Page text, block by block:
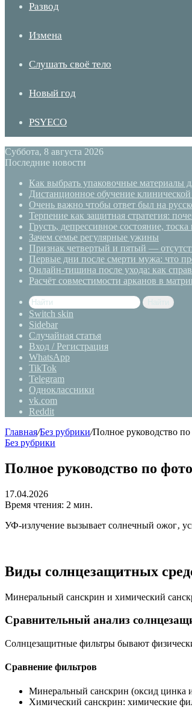
Развод
Измена
Слушать своё тело
Новый год
PSYECO
Суббота, 8 августа 2026
Последние новости
Как выбрать упаковочные материалы
Дистанционное обучение
Очень важно чтобы ответ был на
Терпение как защитная стратегия:
Грусть, депрессивное состояние,
Зачем семье регулярные ужины
Признак четвертый и пятый —
Первые дни после смерти мужа: что
Онлайн-тишина после ухода: как
Расчёт совместимости арканов в
Switch skin
Sidebar
Случайная статья
Вход / Регистрация
WhatsApp
TikTok
Telegram
Одноклассники
vk.com
Reddit
Главная/Без рубрики/Полное руководство
Без рубрики
Полное руководство по
17.04.2026
Время чтения: 2 мин.
УФ-излучение вызывает солнечный ожог‚
Виды солнцезащитных
Минеральный санскрин и химический
Сравнительный анализ
Солнцезащитные фильтры бывают
Сравнение фильтров
Минеральный санскрин (оксид цинка
Химический санскрин: химические